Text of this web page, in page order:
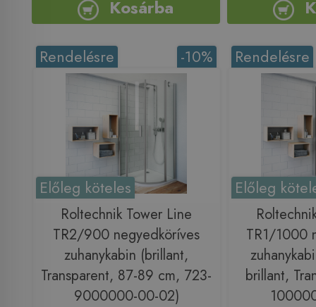
Kosárba
-10%
Rendelésre
Előleg köteles
Roltechnik Tower Line
TR2/900 negyedköríves
zuhanykabin (brillant,
Transparent, 87-89 cm, 723-
9000000-00-02)
Rendelésre
Előleg
TR1/1000
brillant,